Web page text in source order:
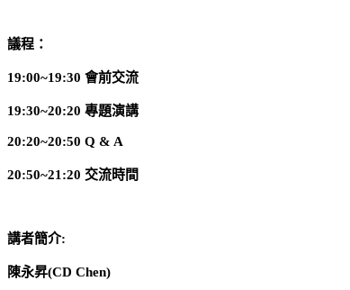
議程：
19:00~19:30 會前交流
19:30~20:20 專題演講
20:20~20:50 Q & A
20:50~21:20 交流時間
講者簡介:
陳永昇(CD Chen)